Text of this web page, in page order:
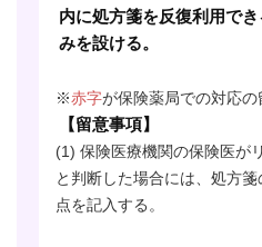
内に処方箋を反復利用で
みを設ける。
※赤字が保険薬局での対応の
【留意事項】
(1) 保険医療機関の保険医が
と判断した場合には、処方
点を記入する。